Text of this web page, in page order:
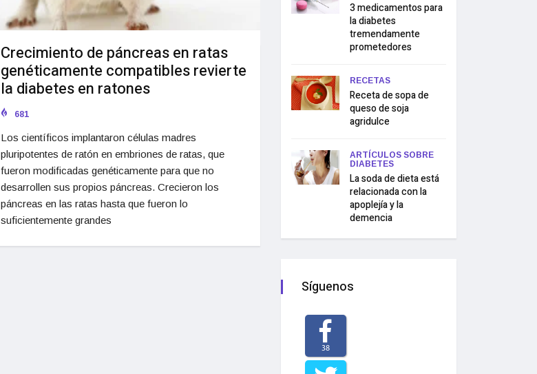
Crecimiento de páncreas en ratas
genéticamente compatibles revierte
la diabetes en ratones
681
Los científicos implantaron células madres
pluripotentes de ratón en embriones de ratas, que
fueron modificadas genéticamente para que no
desarrollen sus propios páncreas. Crecieron los
páncreas en las ratas hasta que fueron lo
suficientemente grandes
3 medicamentos para
la diabetes
tremendamente
prometedores
RECETAS
Receta de sopa de
queso de soja
agridulce
ARTÍCULOS SOBRE
DIABETES
La soda de dieta está
relacionada con la
apoplejía y la
demencia
Síguenos
38